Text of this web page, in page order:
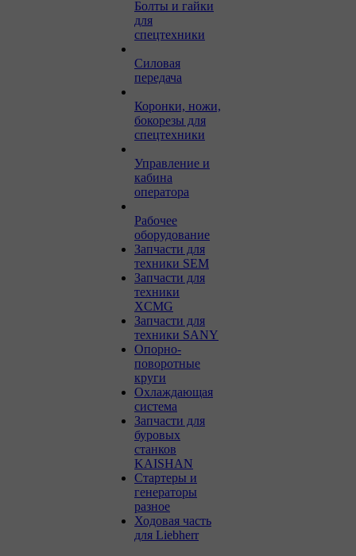
Болты и гайки
для
спецтехники
Силовая
передача
Коронки, ножи,
бокорезы для
спецтехники
Управление и
кабина
оператора
Рабочее
оборудование
Запчасти для
техники SEM
Запчасти для
техники
XCMG
Запчасти для
техники SANY
Опорно-
поворотные
круги
Охлаждающая
система
Запчасти для
буровых
станков
KAISHAN
Стартеры и
генераторы
разное
Ходовая часть
для Liebherr